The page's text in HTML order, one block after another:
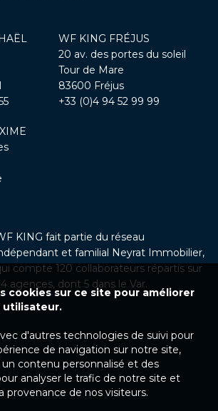
WF KING FRÉJUS
20 av. des portes du soleil
Tour de Mare
83600 Fréjus
+33 (0)4 94 52 99 99
KING fait partie du réseau
et familial Neyrat Immobilier,
compte 120 collaborateurs répartis sur
agences, dont 5 dans le Var.
cookies sur ce site pour améliorer
utilisateur.
d'autres technologies de suivi pour
de navigation sur notre site,
contenu personnalisé et des
analyser le trafic de notre site et
provenance de nos visiteurs.